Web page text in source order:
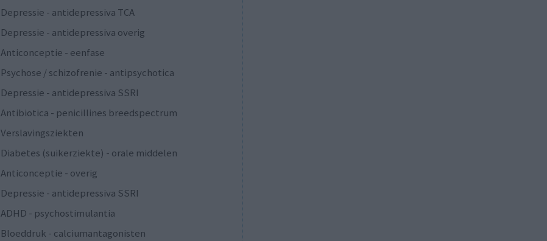
Depressie - antidepressiva TCA
Depressie - antidepressiva overig
Anticonceptie - eenfase
Psychose / schizofrenie - antipsychotica
Depressie - antidepressiva SSRI
Antibiotica - penicillines breedspectrum
Verslavingsziekten
Diabetes (suikerziekte) - orale middelen
Anticonceptie - overig
Depressie - antidepressiva SSRI
ADHD - psychostimulantia
Bloeddruk - calciumantagonisten